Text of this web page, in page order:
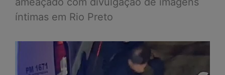
íntimas em Rio Preto